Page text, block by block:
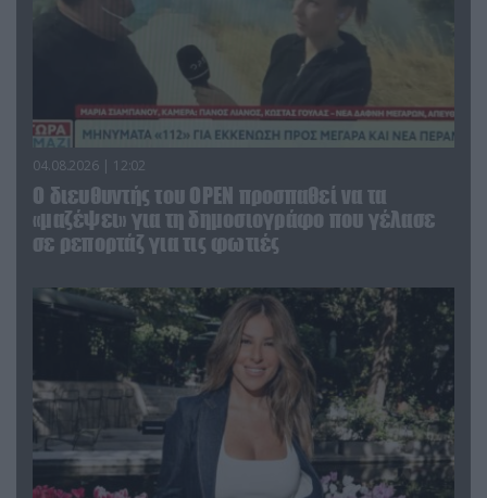
04.08.2026 | 12:02
O διευθυντής του OPEN προσπαθεί να τα
«μαζέψει» για τη δημοσιογράφο που γέλασε
σε ρεπορτάζ για τις φωτιές